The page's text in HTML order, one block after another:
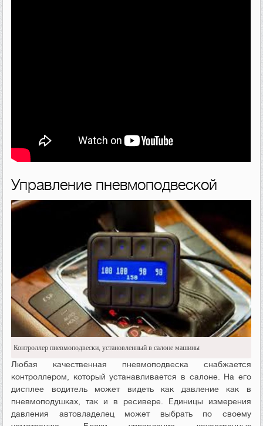
Управление пневмоподвеской
Контроллер пневмоподвески, установленный в салоне машины
Любая качественная пневмоподвеска снабжается
контроллером, который устанавливается в салоне. На его
дисплее водитель может видеть как давление как в
пневмоподушках, так и в ресивере. Единицы измерения
давления автовладелец может выбрать по своему